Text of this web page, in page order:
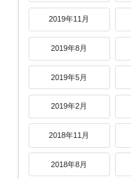
2019年11月
2019年8月
2019年5月
2019年2月
2018年11月
2018年8月